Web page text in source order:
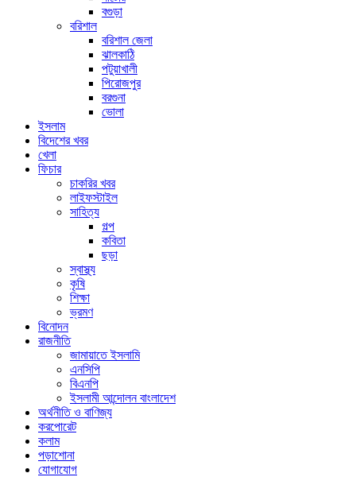
বগুড়া
বরিশাল
বরিশাল জেলা
ঝালকাঠি
পটুয়াখালী
পিরোজপুর
বরগুনা
ভোলা
ইসলাম
বিদেশের খবর
খেলা
ফিচার
চাকরির খবর
লাইফস্টাইল
সাহিত্য
গল্প
কবিতা
ছড়া
স্বাস্থ্য
কৃষি
শিক্ষা
ভ্রমণ
বিনোদন
রাজনীতি
জামায়াতে ইসলামি
এনসিপি
বিএনপি
ইসলামী আন্দোলন বাংলাদেশ
অর্থনীতি ও বাণিজ্য
করপোরেট
কলাম
পড়াশোনা
যোগাযোগ